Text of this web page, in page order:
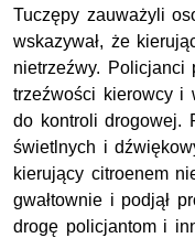
Tuczępy zauważyli
wskazywał, że
nietrzeźwy. Policjanci
trzeźwości kierowcy i
do kontroli drogowej.
świetlnych i
kierujący citroenem
gwałtownie i podjął
drogę policjantom i